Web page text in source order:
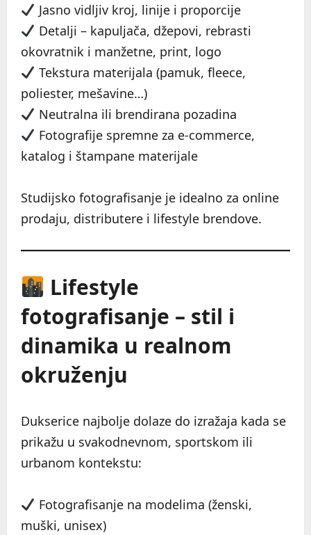
Jasno vidljiv kroj, linije i proporcije
Detalji – kapuljača, džepovi, rebrasti
okovratnik i manžetne, print, logo
Tekstura materijala (pamuk, fleece,
poliester, mešavine…)
Neutralna ili brendirana pozadina
Fotografije spremne za e-commerce,
katalog i štampane materijale
Studijsko fotografisanje je idealno za online
prodaju, distributere i lifestyle brendove.
Lifestyle
fotografisanje – stil i
dinamika u realnom
okruženju
Dukserice najbolje dolaze do izražaja kada se
prikažu u svakodnevnom, sportskom ili
urbanom kontekstu:
Fotografisanje na modelima (ženski,
muški, unisex)